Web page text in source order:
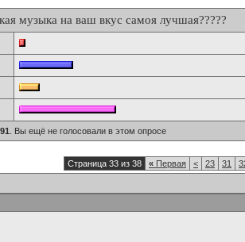
музыка на ваш вкус самоя лучшая?????
91 . Вы ещё не голосовали в этом опросе
Страница 33 из 38 « Первая < 23 31